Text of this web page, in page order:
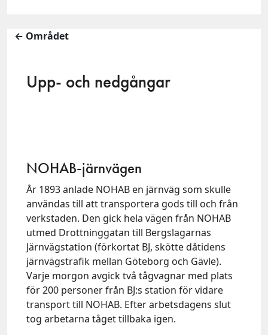
← Området
Upp- och nedgångar
NOHAB-järnvägen
År 1893 anlade NOHAB en järnväg som skulle
användas till att transportera gods till och från
verkstaden. Den gick hela vägen från NOHAB
utmed Drottninggatan till Bergslagarnas
Järnvägstation (förkortat BJ, skötte dåtidens
järnvägstrafik mellan Göteborg och Gävle).
Varje morgon avgick två tågvagnar med plats
för 200 personer från BJ:s station för vidare
transport till NOHAB. Efter arbetsdagens slut
tog arbetarna tåget tillbaka igen.